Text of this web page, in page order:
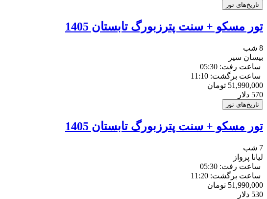
تاریخ‌های تور
تور مسکو + سنت پترزبورگ تابستان 1405
8 شب
بیسان سیر
ساعت رفت: 05:30
ساعت برگشت: 11:10
51,990,000 تومان
570 دلار
تاریخ‌های تور
تور مسکو + سنت پترزبورگ تابستان 1405
7 شب
لیانا پرواز
ساعت رفت: 05:30
ساعت برگشت: 11:20
51,990,000 تومان
530 دلار